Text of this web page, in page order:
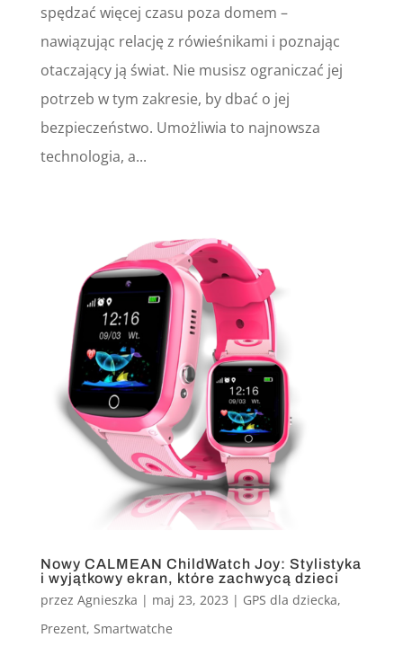
spędzać więcej czasu poza domem –
nawiązując relację z rówieśnikami i poznając
otaczający ją świat. Nie musisz ograniczać jej
potrzeb w tym zakresie, by dbać o jej
bezpieczeństwo. Umożliwia to najnowsza
technologia, a...
Nowy CALMEAN ChildWatch Joy: Stylistyka
i wyjątkowy ekran, które zachwycą dzieci
przez Agnieszka | maj 23, 2023 | GPS dla dziecka,
Prezent, Smartwatche